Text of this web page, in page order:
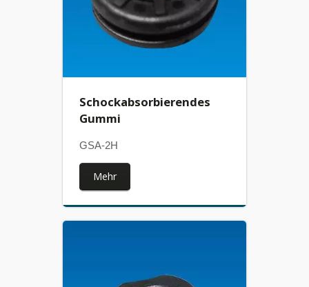
Schockabsorbierendes
Gummi
GSA-2H
Mehr